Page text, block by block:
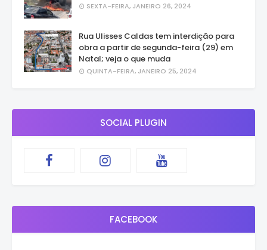
SEXTA-FEIRA, JANEIRO 26, 2024
Rua Ulisses Caldas tem interdição para
obra a partir de segunda-feira (29) em
Natal; veja o que muda
QUINTA-FEIRA, JANEIRO 25, 2024
SOCIAL PLUGIN
FACEBOOK